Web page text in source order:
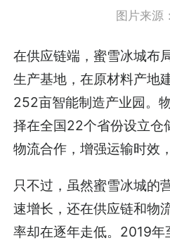
图片来源
在供应链端，蜜雪冰城布
生产基地，在原材料产地
252亩智能制造产业园。
择在全国22个省份设立仓
物流合作，增强运输时效
只不过，虽然蜜雪冰城的
速增长，还在供应链和物
率却在逐年走低。2019